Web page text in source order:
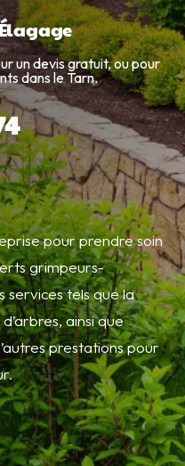
un devis gratuit, ou pour
dans le Tarn.
pour prendre soin
grimpeurs-
services tels que la
ainsi que
prestations pour